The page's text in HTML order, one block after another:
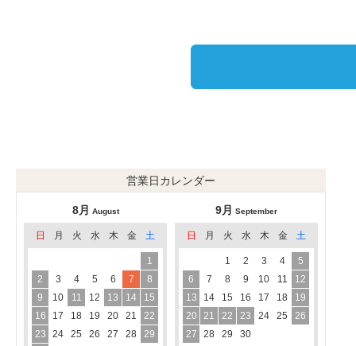
営業日カレンダー
8月 August
日 月 火 水 木 金 土
1
2
3 4 5 6 7
8
9
10 11 12 13 14
15
16
17 18 19 20 21
22
23
24 25 26 27 28
29
9月 September
日 月 火 水 木 金 土
1 2 3 4
5
6
7 8 9 10 11
12
13
14 15 16 17 18
19
20
21 22 23 24 25
26
27
28 29 30